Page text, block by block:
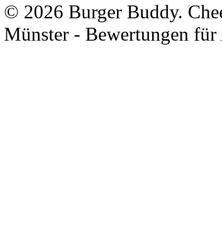
© 2026 Burger Buddy.
Münster - Bewertungen